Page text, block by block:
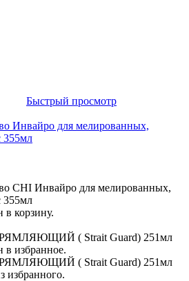
Быстрый просмотр
Инвайро для мелированных,
355мл
CHI Инвайро для мелированных,
355мл
в корзину.
( Strait Guard) 251мл
в избранное.
( Strait Guard) 251мл
избранного.